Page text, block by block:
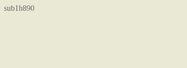
sub1h890